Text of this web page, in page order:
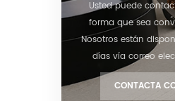
Usted puede
forma que sea
Nosotros están
días vía correo
CONTACTA